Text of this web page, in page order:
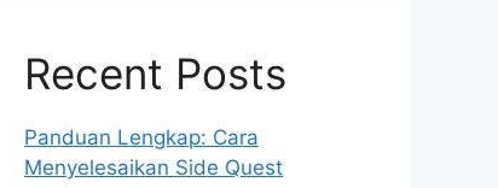
Recent Posts
Panduan Lengkap: Cara
Menyelesaikan Side Quest